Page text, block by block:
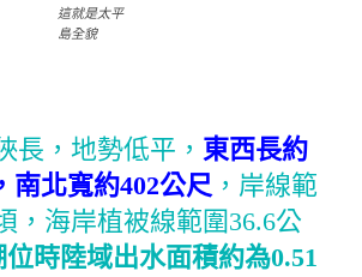
這就是太平
島全貌
長，地勢低平， 東西長約
南北寬約402公尺 ，岸線範
，海岸植被線範圍36.6公
位時陸域出水面積約為0.51